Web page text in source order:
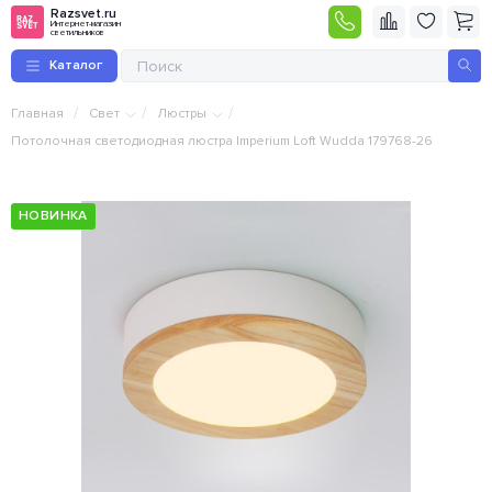
Razsvet.ru
Интернет-магазин
светильников
Каталог
Главная / Свет / Люстры /
Потолочная светодиодная люстра Imperium Loft Wudda 179768-26
НОВИНКА